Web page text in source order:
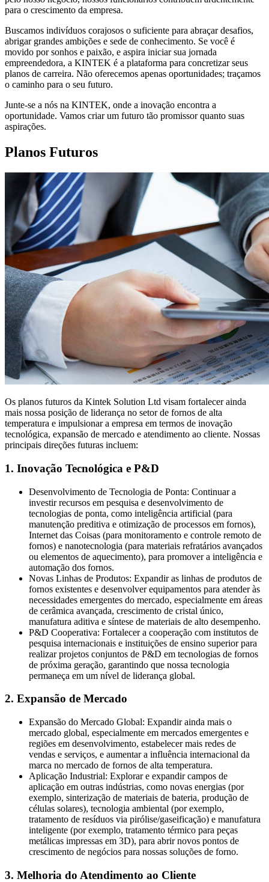
para o crescimento da empresa.
Buscamos indivíduos corajosos o suficiente para abraçar desafios,
abrigar grandes ambições e sede de conhecimento. Se você é
movido por sonhos e paixão, e aspira iniciar sua jornada
empreendedora, a KINTEK é a plataforma para concretizar seus
planos de carreira. Não oferecemos apenas oportunidades; traçamos
o caminho para o seu futuro.
Junte-se a nós na KINTEK, onde a inovação encontra a
oportunidade. Vamos criar um futuro tão promissor quanto suas
aspirações.
Planos Futuros
Os planos futuros da Kintek Solution Ltd visam fortalecer ainda
mais nossa posição de liderança no setor de fornos de alta
temperatura e impulsionar a empresa em termos de inovação
tecnológica, expansão de mercado e atendimento ao cliente. Nossas
principais direções futuras incluem:
1. Inovação Tecnológica e P&D
Desenvolvimento de Tecnologia de Ponta: Continuar a
investir recursos em pesquisa e desenvolvimento de
tecnologias de ponta, como inteligência artificial (para
manutenção preditiva e otimização de processos em fornos),
Internet das Coisas (para monitoramento e controle remoto de
fornos) e nanotecnologia (para materiais refratários avançados
ou elementos de aquecimento), para promover a inteligência e
automação dos fornos.
Novas Linhas de Produtos: Expandir as linhas de produtos de
fornos existentes e desenvolver equipamentos para atender às
necessidades emergentes do mercado, especialmente em áreas
de cerâmica avançada, crescimento de cristal único,
manufatura aditiva e síntese de materiais de alto desempenho.
P&D Cooperativa: Fortalecer a cooperação com institutos de
pesquisa internacionais e instituições de ensino superior para
realizar projetos conjuntos de P&D em tecnologias de fornos
de próxima geração, garantindo que nossa tecnologia
permaneça em um nível de liderança global.
2. Expansão de Mercado
Expansão do Mercado Global: Expandir ainda mais o
mercado global, especialmente em mercados emergentes e
regiões em desenvolvimento, estabelecer mais redes de
vendas e serviços, e aumentar a influência internacional da
marca no mercado de fornos de alta temperatura.
Aplicação Industrial: Explorar e expandir campos de
aplicação em outras indústrias, como novas energias (por
exemplo, sinterização de materiais de bateria, produção de
células solares), tecnologia ambiental (por exemplo,
tratamento de resíduos via pirólise/gaseificação) e manufatura
inteligente (por exemplo, tratamento térmico para peças
metálicas impressas em 3D), para abrir novos pontos de
crescimento de negócios para nossas soluções de forno.
3. Melhoria do Atendimento ao Cliente